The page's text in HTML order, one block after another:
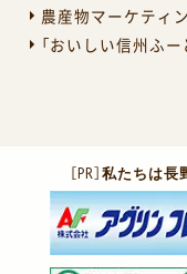
農産物マーケティ
「おいしい信州ふー
［PR］私たちは長